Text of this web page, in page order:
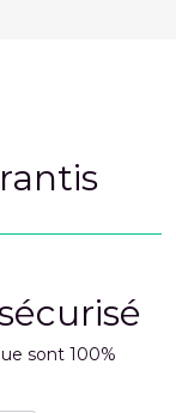
sont 100%